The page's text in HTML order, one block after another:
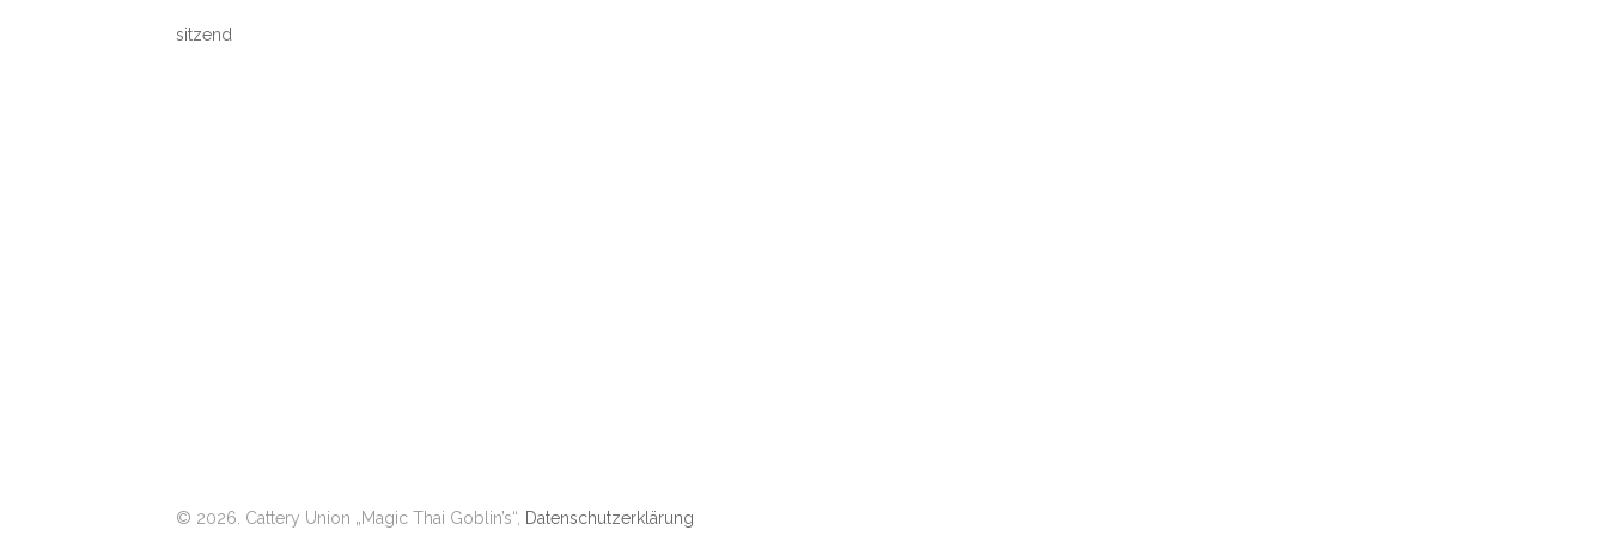
sitzend
© 2026. Cattery Union „Magic Thai Goblin’s“, Datenschutzerklärung